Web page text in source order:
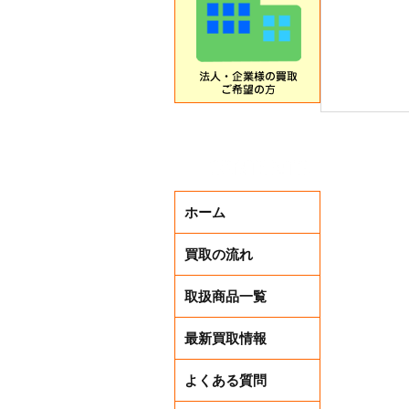
ホーム
買取の流れ
取扱商品一覧
最新買取情報
よくある質問